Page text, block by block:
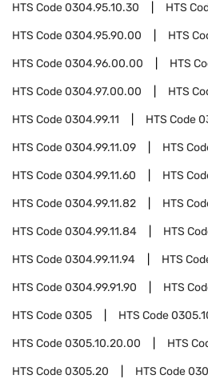
HTS Code0304.95.10.30 HTS
HTS Code0304.95.90.00 HTS
HTS Code0304.96.00.00 HTS
HTS Code0304.97.00.00 HTS
HTS Code0304.99.11 HTS Code
HTS Code0304.99.11.09 HTS
HTS Code0304.99.11.60 HTS
HTS Code0304.99.11.82 HTS
HTS Code0304.99.11.84 HTS
HTS Code0304.99.11.94 HTS
HTS Code0304.99.91.90 HTS
HTS Code0305 HTS Code
HTS Code0305.10.20.00 HTS
HTS Code0305.20 HTS Code